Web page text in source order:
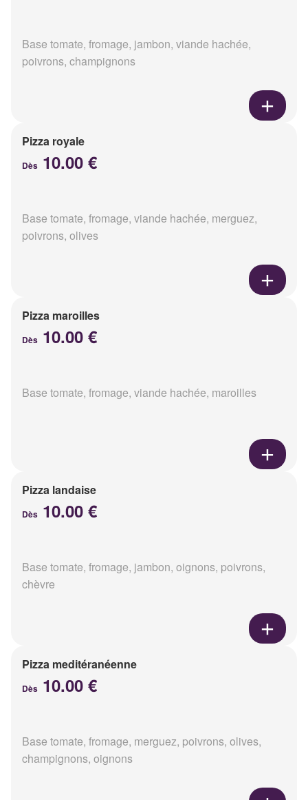
Base tomate, fromage, jambon, viande hachée,
poivrons, champignons
Pizza royale
Dès 10.00 €
Base tomate, fromage, viande hachée, merguez,
poivrons, olives
Pizza maroilles
Dès 10.00 €
Base tomate, fromage, viande hachée, maroilles
Pizza landaise
Dès 10.00 €
Base tomate, fromage, jambon, oignons, poivrons,
chèvre
Pizza meditéranéenne
Dès 10.00 €
Base tomate, fromage, merguez, poivrons, olives,
champignons, oignons